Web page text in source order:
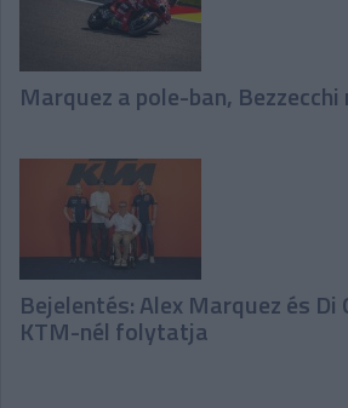
Marquez a pole-ban,
Bejelentés: Alex Marquez és Di
KTM-nél folytatja